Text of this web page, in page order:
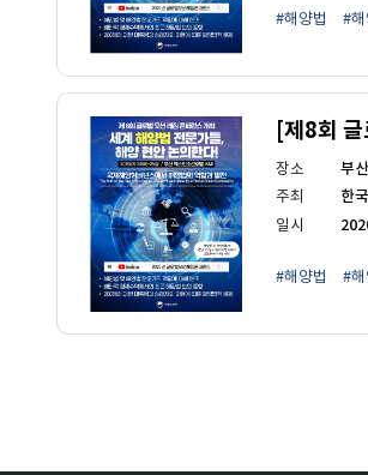
#해양법 #
[제8회
장소
부
주최
한
일시
#해양법 #